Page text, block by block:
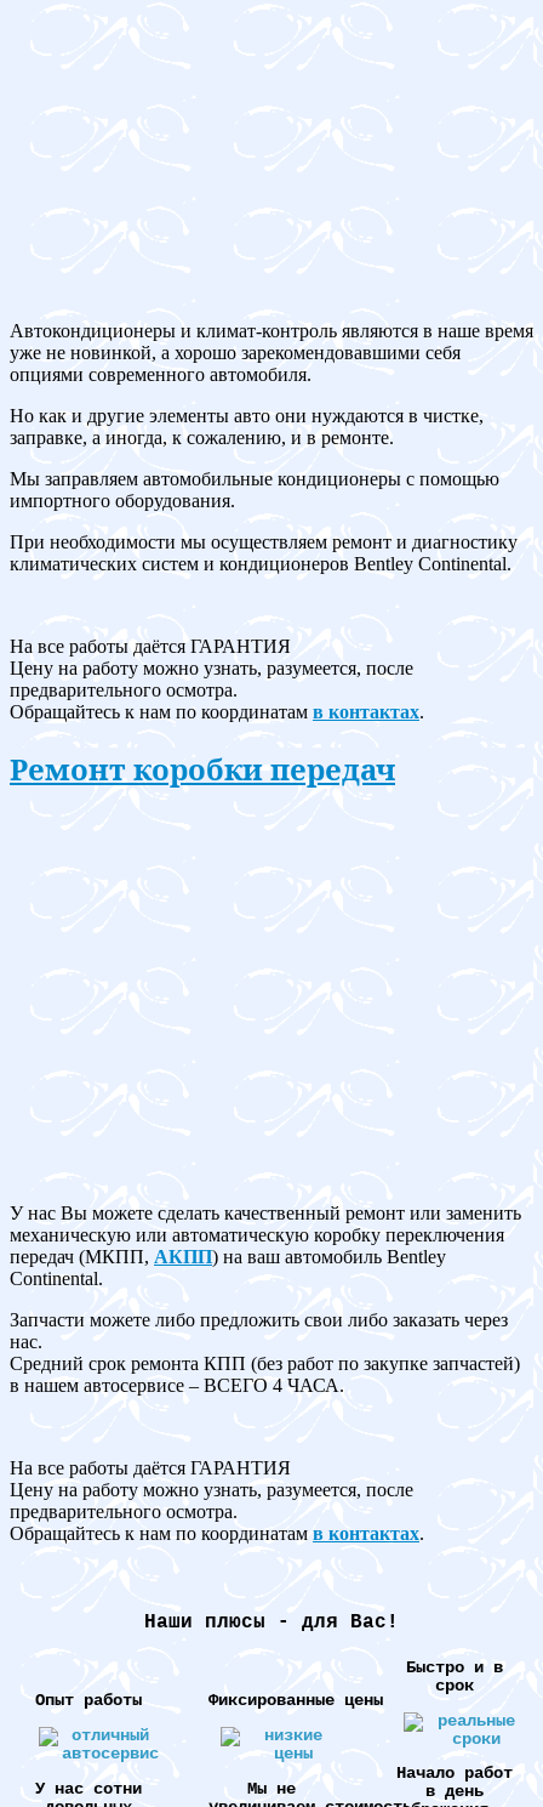
Автокондиционеры и климат-контроль являются в наше время
уже не новинкой, а хорошо зарекомендовавшими себя
опциями современного автомобиля.
Но как и другие элементы авто они нуждаются в чистке,
заправке, а иногда, к сожалению, и в ремонте.
Мы заправляем автомобильные кондиционеры с помощью
импортного оборудования.
При необходимости мы осуществляем ремонт и диагностику
климатических систем и кондиционеров Bentley Continental.
На все работы даётся ГАРАНТИЯ
Цену на работу можно узнать, разумеется, после
предварительного осмотра.
Обращайтесь к нам по координатам в контактах.
Ремонт коробки передач
У нас Вы можете сделать качественный ремонт или заменить
механическую или автоматическую коробку переключения
передач (МКПП, АКПП) на ваш автомобиль Bentley
Continental.
Запчасти можете либо предложить свои либо заказать через
нас.
Средний срок ремонта КПП (без работ по закупке запчастей)
в нашем автосервисе – ВСЕГО 4 ЧАСА.
На все работы даётся ГАРАНТИЯ
Цену на работу можно узнать, разумеется, после
предварительного осмотра.
Обращайтесь к нам по координатам в контактах.
Наши плюсы - для Вас!
Опыт работы
У нас сотни
Фиксированные цены
Мы не
Быстро и в
срок
Начало работ
в день